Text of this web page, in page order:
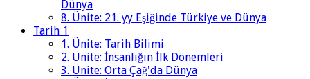
Dünya
8. Ünite: 21. yy Eşiğinde Türkiye ve Dünya
Tarih 1
1. Ünite: Tarih Bilimi
2. Ünite: İnsanlığın İlk Dönemleri
3. Ünite: Orta Çağ'da Dünya